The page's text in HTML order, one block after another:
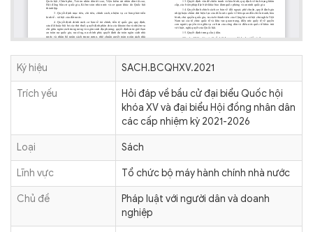
Ký hiệu SACH.BCQHXV.2021
Trích yếu
Hỏi đáp về bầu cử đại biểu Quốc hội
khóa XV và đại biểu Hội đồng nhân dân
các cấp nhiệm kỳ 2021-2026
Loại Sách
Lĩnh vực Tổ chức bộ máy hành chính nhà nước
Chủ đề
Pháp luật với người dân và doanh
nghiệp